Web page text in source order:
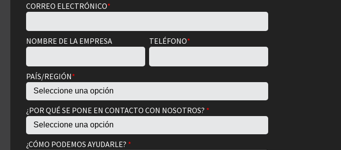
CORREO ELECTRÓNICO*
NOMBRE DE LA EMPRESA TELÉFONO*
PAÍS/REGIÓN*
¿POR QUÉ SE PONE EN CONTACTO CON NOSOTROS? *
¿CÓMO PODEMOS AYUDARLE? *